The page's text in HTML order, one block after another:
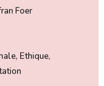
Foer
Ethique,